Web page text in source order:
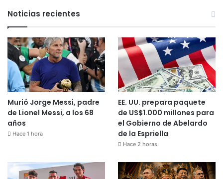
Noticias recientes
Murió Jorge Messi, padre
de Lionel Messi, a los 68
años
Hace 1 hora
EE. UU. prepara paquete
de US$1.000 millones para
el Gobierno de Abelardo
de la Espriella
Hace 2 horas